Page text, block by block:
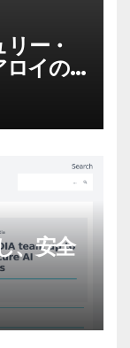
ー・
ロイの
ォー
安を
、安全